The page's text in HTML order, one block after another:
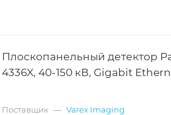
Плоскопанельный детектор
4336X, 40-150 кВ, Gigabit
Поставщик — Varex Imaging